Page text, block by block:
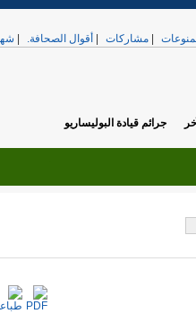
مشاركات أقوال الصحافة.
جرائم قيادة البوليساريو